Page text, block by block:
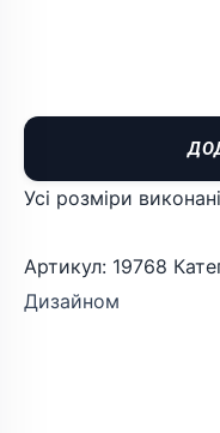
Усі розміри
Артикул: 19768
Дизайном